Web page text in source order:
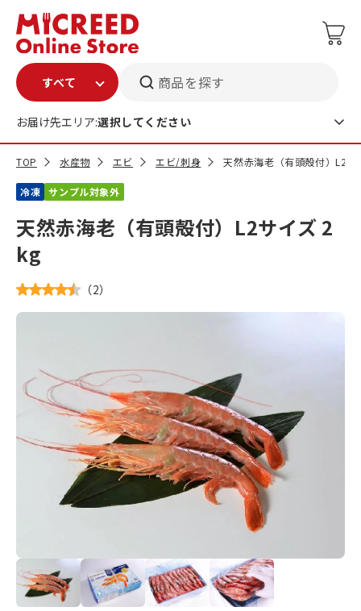
商品を探す
お届け先エリア:選択してください
TOP 水産物 エビ エビ/刺身 天然赤海老（有頭殻付）L2
冷凍 サンプル対象外
天然赤海老（有頭殻付）L2サイズ 2
kg
（2）